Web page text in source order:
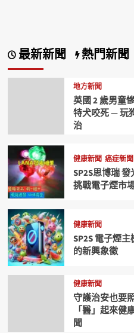
最新新聞 熱門新聞
地方新聞
英國 2 歲男童
特犬咬死 — 玩
治
健康新聞 癌症新聞
SP2S思博瑞
挑戰電子煙市
健康新聞
SP2S 電子煙
的新興象徵
健康新聞
守護治安也要
「醫」起來健
聞